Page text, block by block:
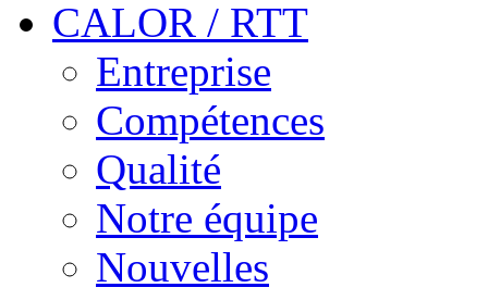
CALOR / RTT
Entreprise
Compétences
Qualité
Notre équipe
Nouvelles